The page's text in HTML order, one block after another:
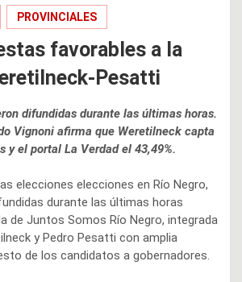
PROVINCIALES
favorables a la
Pesatti
difundidas durante las últimas horas.
Vignoni afirma que Weretilneck capta
y el portal La Verdad el 43,49%.
elecciones elecciones en Río Negro,
durante las últimas horas
de Juntos Somos Río Negro, integrada
y Pedro Pesatti con amplia
de los candidatos a gobernadores.